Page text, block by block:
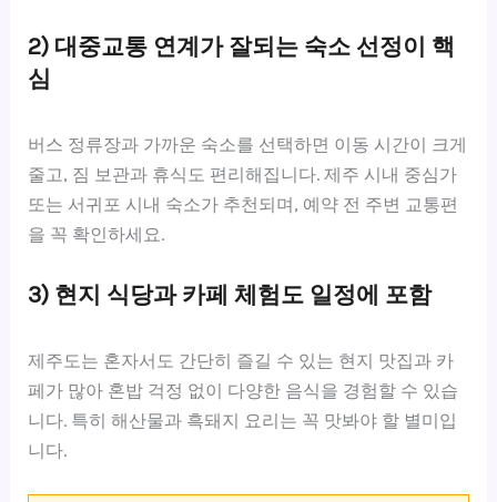
2) 대중교통 연계가 잘되는 숙소 선정이 핵
심
버스 정류장과 가까운 숙소를 선택하면 이동 시간이 크게
줄고, 짐 보관과 휴식도 편리해집니다. 제주 시내 중심가
또는 서귀포 시내 숙소가 추천되며, 예약 전 주변 교통편
을 꼭 확인하세요.
3) 현지 식당과 카페 체험도 일정에 포함
제주도는 혼자서도 간단히 즐길 수 있는 현지 맛집과 카
페가 많아 혼밥 걱정 없이 다양한 음식을 경험할 수 있습
니다. 특히 해산물과 흑돼지 요리는 꼭 맛봐야 할 별미입
니다.